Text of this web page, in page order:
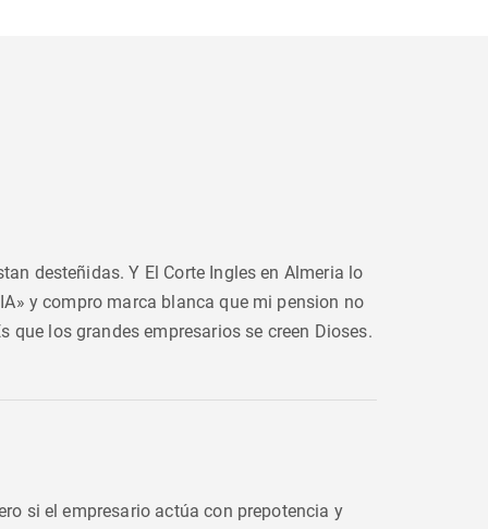
desteñidas. Y El Corte Ingles en Almeria lo
y compro marca blanca que mi pension no
los grandes empresarios se creen Dioses.
si el empresario actúa con prepotencia y